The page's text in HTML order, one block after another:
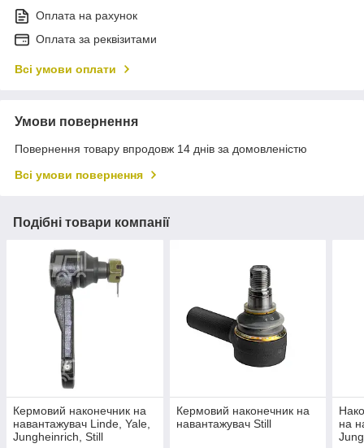
Оплата на рахунок
Оплата за реквізитами
Всі умови оплати
Умови повернення
Повернення товару впродовж 14 днів за домовленістю
Всі умови повернення
Подібні товари компанії
Кермовий наконечник на
навантажувач Linde, Yale,
Jungheinrich, Still
Кермовий наконечник на
навантажувач Still
на